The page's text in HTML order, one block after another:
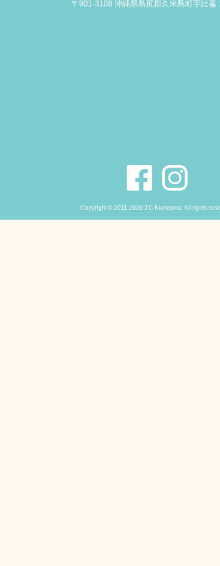
〒901-3108 沖縄県島尻郡久米島町字比嘉
Copyright © 2011-2020 JiC Kumejima. All rights